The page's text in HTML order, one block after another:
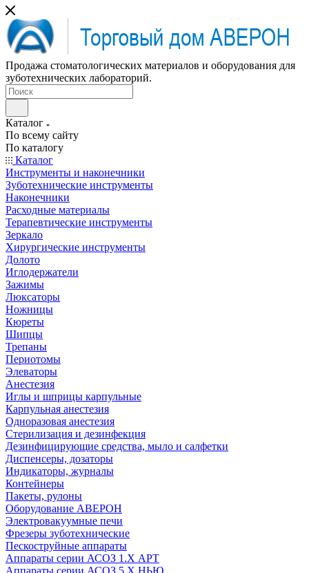
Продажа стоматологических материалов и оборудования для
зуботехнических лабораторий.
Каталог
По всему сайту
По каталогу
Каталог
Инструменты и наконечники
Зуботехнические инструменты
Наконечники
Расходные материалы
Терапевтические инструменты
Зеркало
Хирургические инструменты
Долото
Иглодержатели
Зажимы
Люксаторы
Ножницы
Кюреты
Шипцы
Трепаны
Периотомы
Элеваторы
Анестезия
Иглы и шприцы карпульные
Карпульная анестезия
Одноразовая анестезия
Стерилизация и дезинфекция
Дезинфицирующие средства, мыло и салфетки
Диспенсеры, дозаторы
Индикаторы, журналы
Контейнеры
Пакеты, рулоны
Оборудование АВЕРОН
Электровакуумные печи
Фрезеры зуботехнические
Пескоструйные аппараты
Аппараты серии АСОЗ 1.Х АРТ
Аппараты серии АСОЗ 5.Х НЬЮ